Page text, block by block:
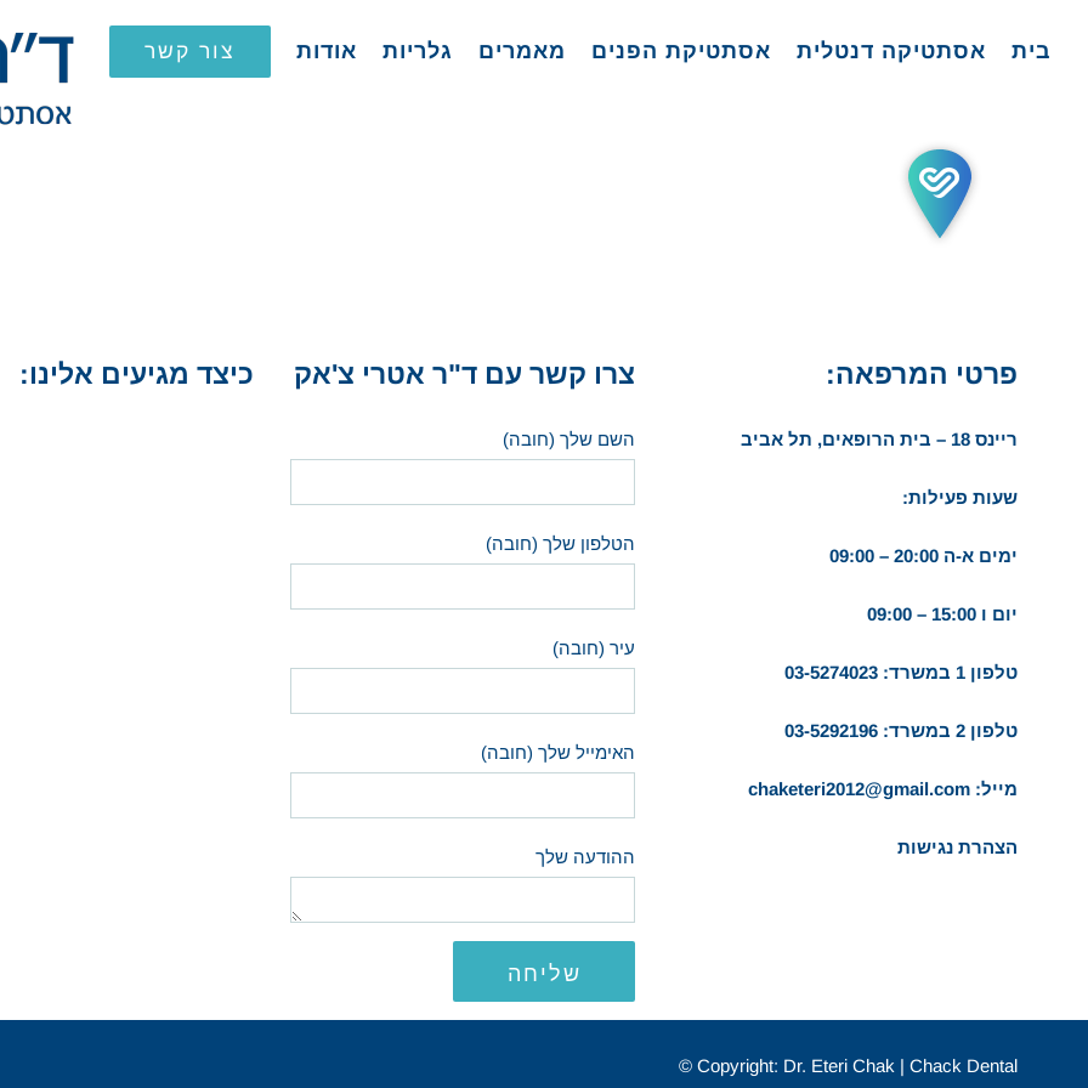
לתוכןבית אסתטיקה דנטלית אסתטיקת הפנים מאמרים גלריות אודות צור קשר
פרטי המרפאה:
ריינס 18 – בית הרופאים, תל אביב
שעות פעילות:
ימים א-ה 20:00 – 09:00
יום ו 15:00 – 09:00
טלפון 1 במשרד: 03-5274023
טלפון 2 במשרד: 03-5292196
מייל:chaketeri2012@gmail.com
הצהרת נגישות
צרו קשר עם ד"ר אטרי צ'אק
השם שלך (חובה)
הטלפון שלך (חובה)
עיר (חובה)
האימייל שלך (חובה)
ההודעה שלך
כיצד מגיעים אלינו:
Copyright: Dr. Eteri Chak | Chack Dental ©